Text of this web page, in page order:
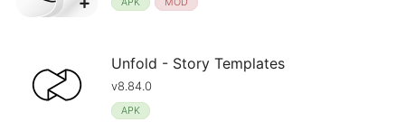
Unfold - Story Templates
v8.84.0
APK